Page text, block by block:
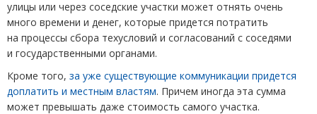
улицы или через соседские участки может отнять очень
много времени и денег, которые придется потратить
на процессы сбора техусловий и согласований с соседями
и государственными органами.
Кроме того, за уже существующие коммуникации придется
доплатить и местным властям. Причем иногда эта сумма
может превышать даже стоимость самого участка.